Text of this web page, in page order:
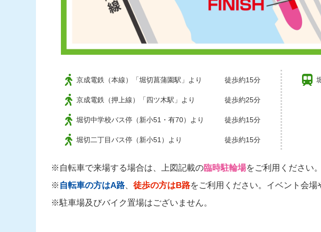
京成電鉄（本線）「堀切菖蒲園駅」より 徒歩約15分
京成電鉄（押上線）「四ツ木駅」より 徒歩約25分
堀切中学校バス停（新小51・有70）より 徒歩約15分
堀切二丁目バス停（新小51）より 徒歩約15分
自転車で来場する場合は、上図記載の臨時駐輪場をご利用ください。
自転車の方はA路、 徒歩の方はB路をご利用ください。イベント会場
駐車場及びバイク置場はございません。